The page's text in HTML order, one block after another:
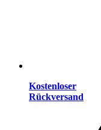
Kostenloser
Rückversand